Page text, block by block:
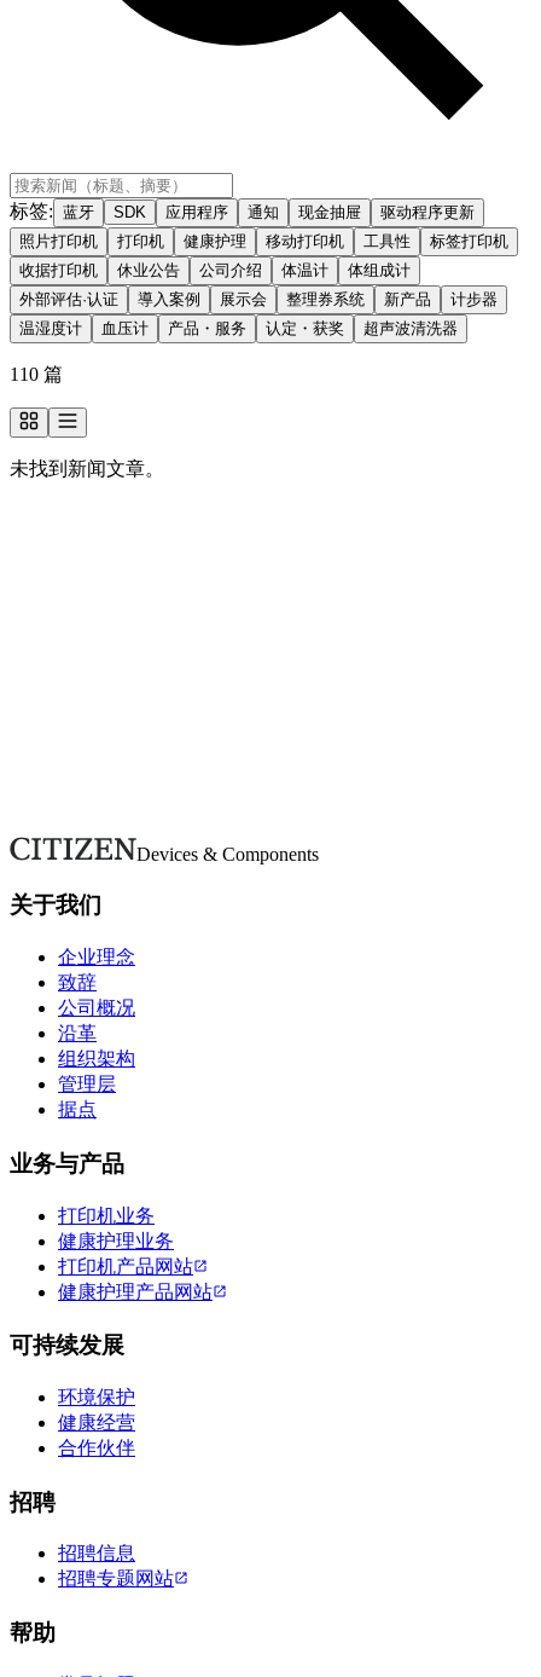
标签: 蓝牙 SDK 应用程序 通知 现金抽屉
驱动程序更新
照片打印机
打印机 健康护理 移动打印机 工具性
标签打印机
收据打印机
休业公告 公司介绍 体温计
体组成计
外部评估·认证
導入案例 展示会 整理券系统 新产品
计步器
温湿度计
血压计 产品・服务 认定・获奖 超声波清洗器
110 篇
未找到新闻文章。
联系我们 Devices & Components
关于我们
企业理念
致辞
公司概况
沿革
组织架构
管理层
据点
业务与产品
打印机业务
健康护理业务
打印机产品网站
健康护理产品网站
可持续发展
环境保护
健康经营
合作伙伴
招聘
招聘信息
招聘专题网站
帮助